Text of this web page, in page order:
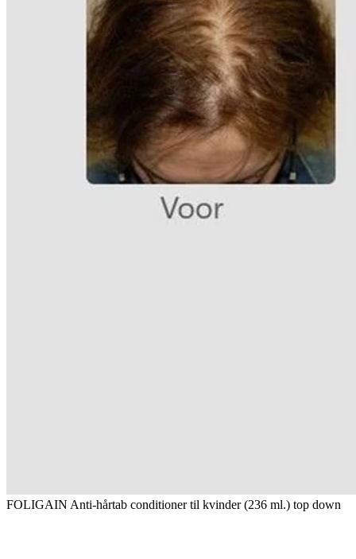
FOLIGAIN Anti-hårtab conditioner til kvinder (236 ml.) top down